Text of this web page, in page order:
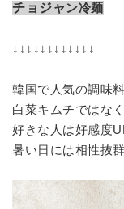
チョジャ ン冷麺
↓↓↓↓↓↓↓↓↓↓↓↓
韓国で人気の調味
白菜キムチではな
好きな人は好感度
暑い日には相性抜